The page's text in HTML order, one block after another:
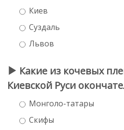
Киев
Суздаль
Львов
Какие из кочевых
Киевской Руси
Монголо-татары
Скифы